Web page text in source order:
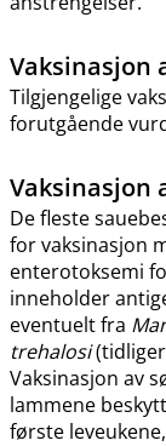
Vaksinasjon
Tilgjengelige
forutgående
Vaksinasjon
De fleste
for vaksinasjon
enterotoksemi
inneholder
eventuelt fra
trehalosi
Vaksinasjon av
lammene
første